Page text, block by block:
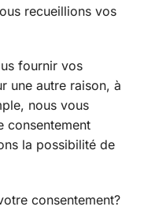
recueillions vos
fournir vos
une autre raison, à
nous vous
consentement
la possibilité de
consentement?